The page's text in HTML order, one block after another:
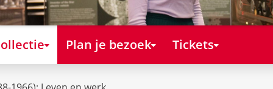
Plan je bezoek Tickets